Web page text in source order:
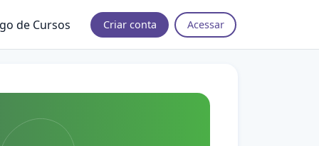
de Cursos Criar conta Acessar